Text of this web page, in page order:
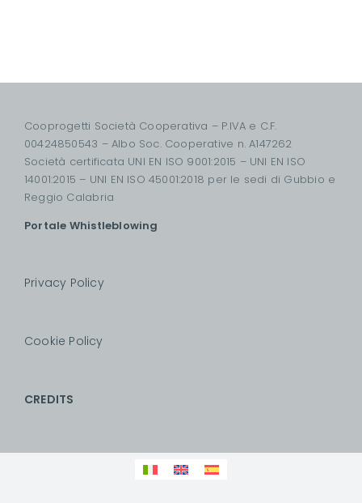
Cooprogetti Società Cooperativa – P.IVA e C.F.
00424850543 – Albo Soc. Cooperative n. A147262
Società certificata UNI EN ISO 9001:2015 – UNI EN ISO
14001:2015 – UNI EN ISO 45001:2018 per le sedi di Gubbio e
Reggio Calabria
Portale Whistleblowing
Privacy Policy
Cookie Policy
CREDITS